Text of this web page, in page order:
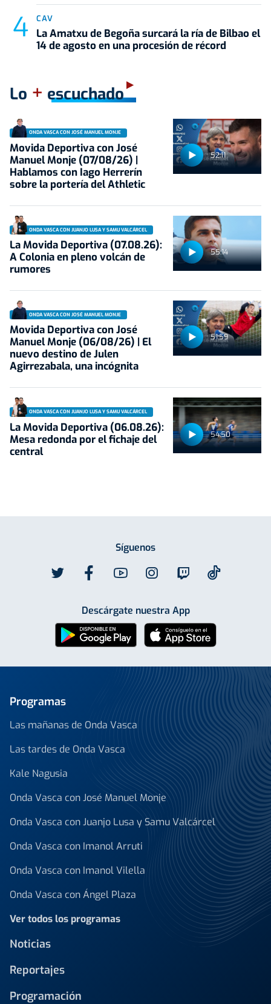
CAV
La Amatxu de Begoña surcará la ría de Bilbao el
14 de agosto en una procesión de récord
Lo + escuchado
52:11
ONDA VASCA CON JOSÉ MANUEL MONJE
Movida Deportiva con José
Manuel Monje (07/08/26) |
Hablamos con Iago Herrerín
sobre la portería del Athletic
55:14
ONDA VASCA CON JUANJO LUSA Y SAMU VALCÁRCEL
La Movida Deportiva (07.08.26):
A Colonia en pleno volcán de
rumores
51:59
ONDA VASCA CON JOSÉ MANUEL MONJE
Movida Deportiva con José
Manuel Monje (06/08/26) | El
nuevo destino de Julen
Agirrezabala, una incógnita
54:50
ONDA VASCA CON JUANJO LUSA Y SAMU VALCÁRCEL
La Movida Deportiva (06.08.26):
Mesa redonda por el fichaje del
central
Síguenos
Descárgate nuestra App
Programas
Las mañanas de Onda Vasca
Las tardes de Onda Vasca
Kale Nagusia
Onda Vasca con José Manuel Monje
Onda Vasca con Juanjo Lusa y Samu Valcárcel
Onda Vasca con Imanol Arruti
Onda Vasca con Imanol Vilella
Onda Vasca con Ángel Plaza
Ver todos los programas
Noticias
Reportajes
Programación